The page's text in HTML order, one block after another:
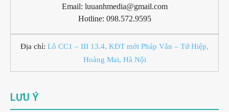
Email: luuanhmedia@gmail.com
Hotline: 098.572.9595
Địa chỉ: Lô CC1 – III 13.4, KĐT mới Pháp Vân – Tứ Hiệp,
Hoàng Mai, Hà Nội
LƯU Ý